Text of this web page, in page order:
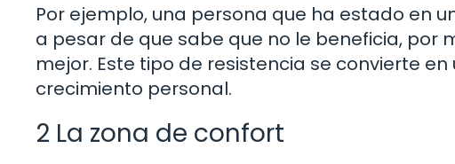
Por ejemplo, una persona que ha estado en
a pesar de que sabe que no le beneficia, por
mejor. Este tipo de resistencia se convierte
crecimiento personal.
2 La zona de confort